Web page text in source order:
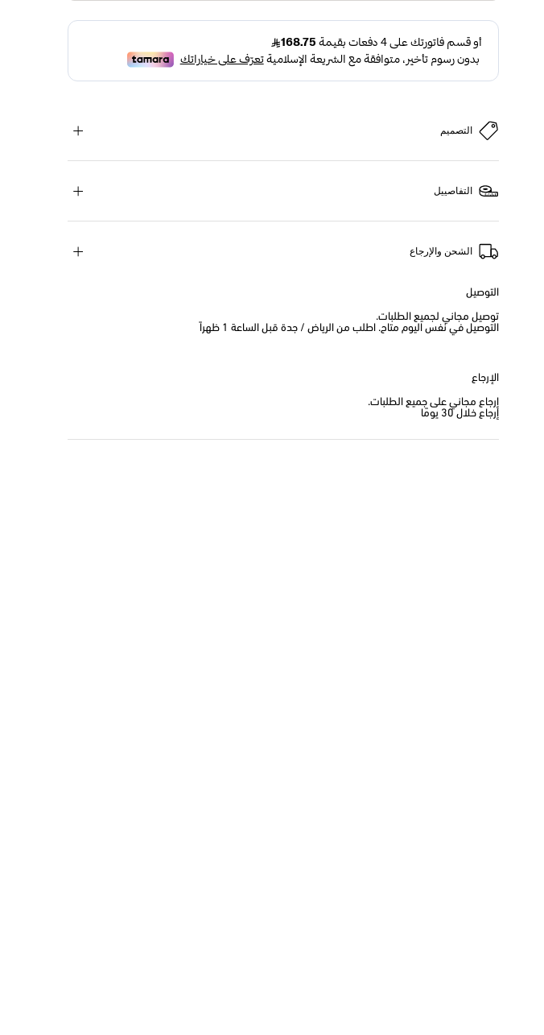
التصميم
التفاصييل
الشحن والإرجاع
التوصيل
توصيل مجاني لجميع الطلبات.
التوصيل في نفس اليوم متاح. اطلب من الرياض / جدة قبل الساعة 1 ظهراً
الإرجاع
إرجاع مجاني على جميع الطلبات.
إرجاع خلال 30 يومًا